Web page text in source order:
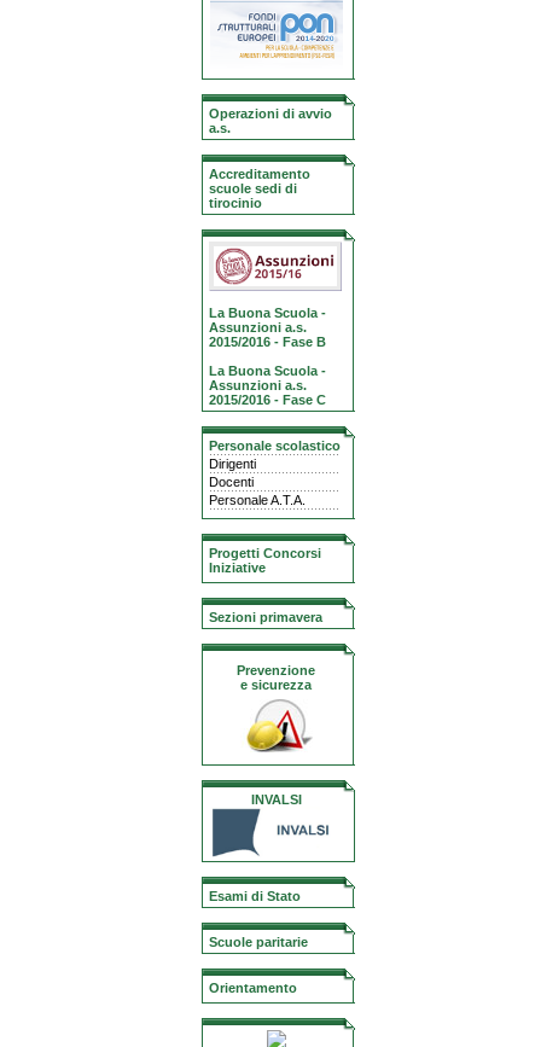
Operazioni di avvio
a.s.
Accreditamento
scuole sedi di
tirocinio
La Buona Scuola -
Assunzioni a.s.
2015/2016 - Fase B
La Buona Scuola -
Assunzioni a.s.
2015/2016 - Fase C
Personale scolastico
Dirigenti
Docenti
Personale A.T.A.
Progetti Concorsi
Iniziative
Sezioni primavera
Prevenzione
e sicurezza
INVALSI
Esami di Stato
Scuole paritarie
Orientamento